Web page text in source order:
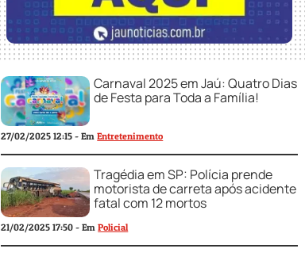
Carnaval 2025 em Jaú: Quatro Dias
de Festa para Toda a Família!
27/02/2025 12:15 - EmEntretenimento
Tragédia em SP: Polícia prende
motorista de carreta após acidente
fatal com 12 mortos
21/02/2025 17:50 - EmPolicial